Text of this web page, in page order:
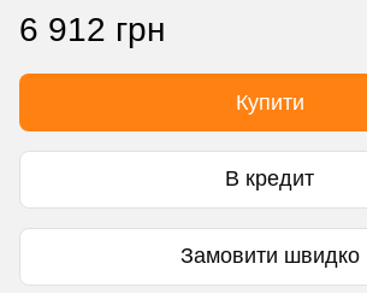
6 912 грн
Купити
В кредит
Замовити швидко